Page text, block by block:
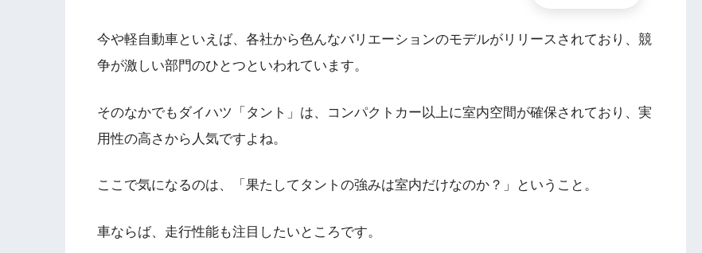
今や軽自動車といえば、各社から色んなバリエーションのモデルがリリースされており、競
争が激しい部門のひとつといわれています。
そのなかでもダイハツ「タント」は、コンパクトカー以上に室内空間が確保されており、実
用性の高さから人気ですよね。
ここで気になるのは、「果たしてタントの強みは室内だけなのか？」ということ。
車ならば、走行性能も注目したいところです。